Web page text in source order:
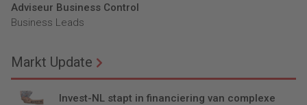
Adviseur Business Control
Business Leads
Markt Update
Invest-NL stapt in financiering van complexe